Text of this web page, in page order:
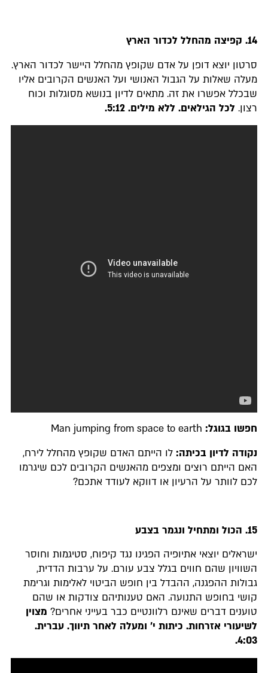
14. קפיצה מהחלל לכדור הארץ
סרטון יוצא דופן על אדם שקופץ מהחלל היישר לכדור הארץ.
מעלה שאלות על הגבול האנושי ועל האנשים הקרובים אליו
שבכלל אפשרו את זה. מתאים לדיון בנושא מסוגלות וכוח
רצון. לכל הגילאים. ללא מילים. 5:12.
חפשו בגוגל: Man jumping from space to earth
נקודה לדיון בכיתה: לו הייתם האדם שקופץ מהחלל לירח,
האם הייתם רוצים ומצפים מהאנשים הקרובים לכם שיגרמו
לכם לוותר על הרעיון או דווקא לעודד אתכם?
15. הכול ומתחיל ונגמר בצבע
ישראלים יוצאי אתיופיה הפגינו נגד קיפוח, סטיגמות וחוסר
השוויון שהם חווים בגלל צבע עורם. על ערבות הדדית,
גבולות ההפגנה, ההבדל בין חופש הביטוי לאלימות וגרימת
קושי בחופש התנועה. האם טענותיהם צודקות או שהם
טוענים דברים שאינם רלוונטיים כבר בעייני אחרים? מצוין
לשיעורי אזרחות. כיתות י' ומעלה לאחר תיווך. עברית.
4:03.